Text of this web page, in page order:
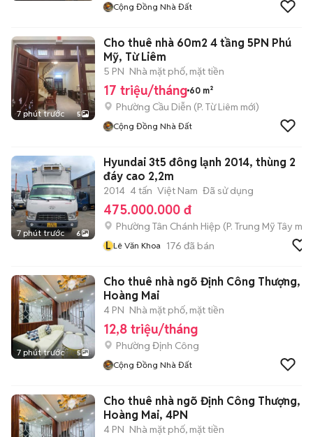
Cộng Đồng Nhà Đất
7 phút trước 5
Cho thuê nhà 60m2 4 tầng 5PN Phú
Mỹ, Từ Liêm
5 PN Nhà mặt phố, mặt tiền
17 triệu/tháng 60 m²
Phường Cầu Diễn (P. Từ Liêm mới)
Cộng Đồng Nhà Đất
7 phút trước 6
Hyundai 3t5 đông lạnh 2014, thùng 2
đáy cao 2,2m
2014 4 tấn Việt Nam Đã sử dụng
475.000.000 đ
Phường Tân Chánh Hiệp (P. Trung Mỹ Tây mới)
L Lê Văn Khoa 176 đã bán
7 phút trước 5
Cho thuê nhà ngõ Định Công Thượng,
Hoàng Mai
4 PN Nhà mặt phố, mặt tiền
12,8 triệu/tháng
Phường Định Công
Cộng Đồng Nhà Đất
Cho thuê nhà ngõ Định Công Thượng,
Hoàng Mai, 4PN
4 PN Nhà mặt phố, mặt tiền